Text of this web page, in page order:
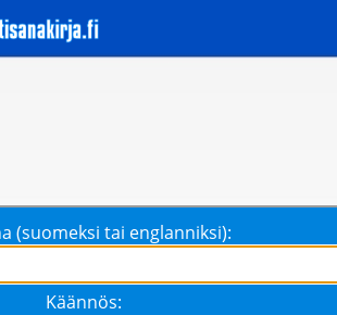
(suomeksi tai englanniksi):
Käännös: